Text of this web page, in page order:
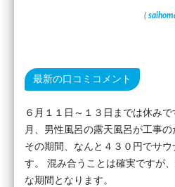
(
最新の口コミコメント
６月１１日～１３日までは休み
月、男性風呂の露天風呂が工事の
その期間、なんと４３０円でサ
す。 混み合うことは確実ですが
な期間となります。